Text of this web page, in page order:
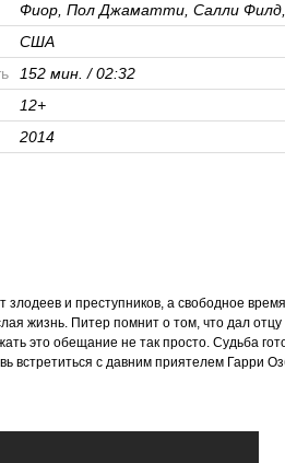
Фиор, Пол Джаматти, Салли
США
152 мин. / 02:32
12+
2014
и преступников, а свободное
жизнь. Питер помнит о том, что дал отцу
это обещание не так просто. Судьба
встретиться с давним приятелем Гарри